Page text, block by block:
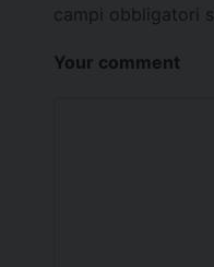
campi obbligatori
Your comment